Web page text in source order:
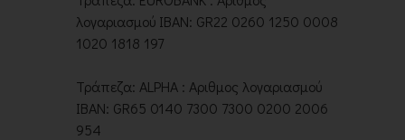
λογαριασμού IBAN: GR22 0260 1250 0008
1020 1818 197
Τράπεζα: ALPHA : Αριθμος λογαριασμού
IBAN: GR65 0140 7300 7300 0200 2006
954